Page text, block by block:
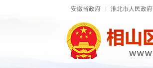
安徽省政府 淮北市人民政府